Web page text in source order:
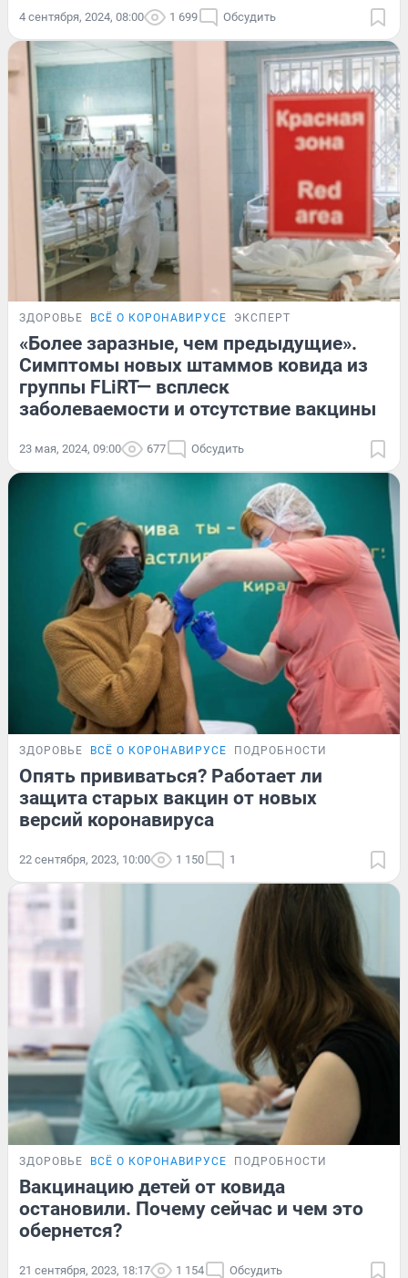
4 сентября, 2024, 08:00 1 699 Обсудить
ЗДОРОВЬЕ ВСЁ О КОРОНАВИРУСЕ ЭКСПЕРТ
«Более заразные, чем предыдущие».
Симптомы новых штаммов ковида из
группы FLiRT— всплеск
заболеваемости и отсутствие вакцины
23 мая, 2024, 09:00 677 Обсудить
ЗДОРОВЬЕ ВСЁ О КОРОНАВИРУСЕ ПОДРОБНОСТИ
Опять прививаться? Работает ли
защита старых вакцин от новых
версий коронавируса
22 сентября, 2023, 10:00 1 150 1
ЗДОРОВЬЕ ВСЁ О КОРОНАВИРУСЕ ПОДРОБНОСТИ
Вакцинацию детей от ковида
остановили. Почему сейчас и чем это
обернется?
21 сентября, 2023, 18:17 1 154 Обсудить